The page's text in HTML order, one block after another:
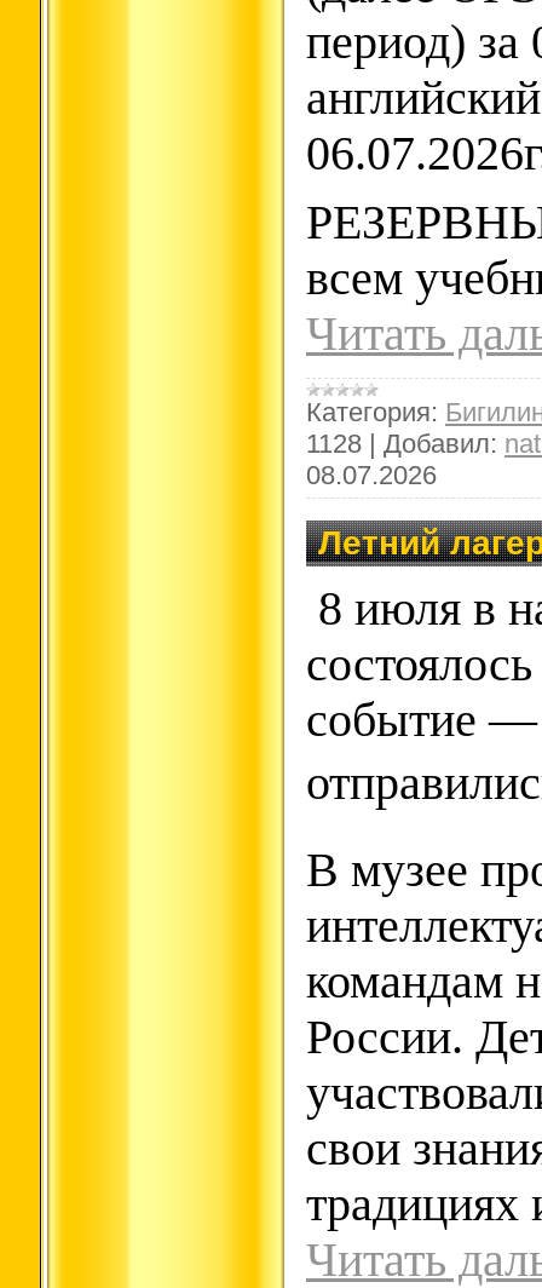
период) за
всем
Читать
Категория:
1128 | Добавил:
08.07.2026
Летний
8 июля в
событие —
В музее
командам
России.
свои
Читать